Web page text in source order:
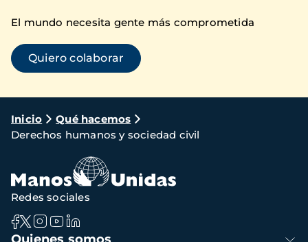
El mundo necesita gente más comprometida
Quiero colaborar
Ruta
de
navegación
Inicio
Qué hacemos
Derechos humanos y sociedad civil
Navegación
Redes sociales